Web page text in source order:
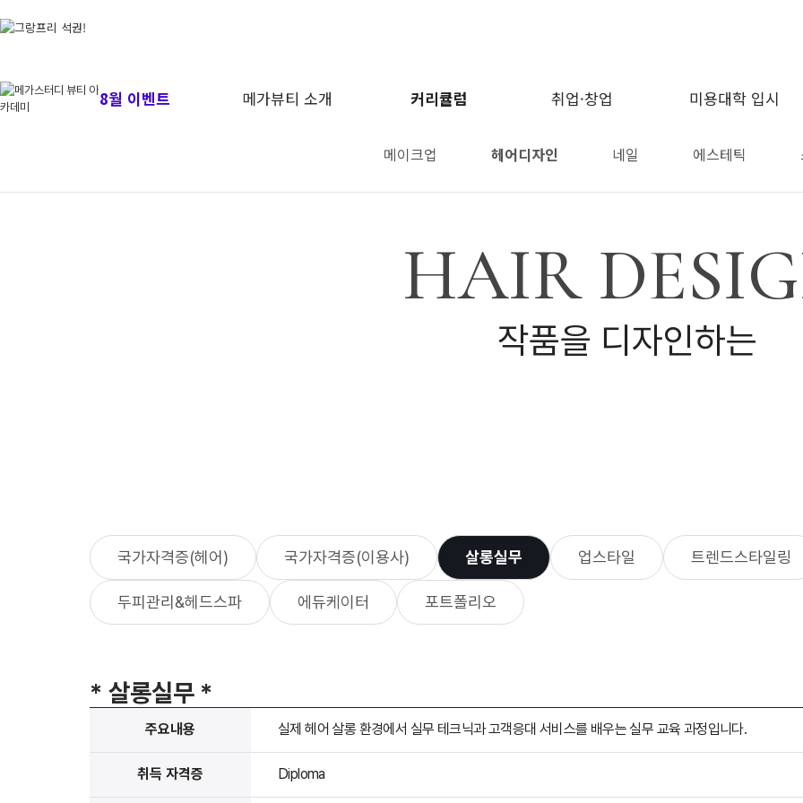
8월 이벤트 메가뷰티 소개 커리큘럼
메이크업 헤어디자인 네일 에스테틱
취업·창업 미용대학 입시
HAIR
작품을 디자인하는
국가자격증(헤어) 국가자격증(이용사) 살롱실무 업스타일 트렌드스타일링
두피관리&헤드스파 에듀케이터 포트폴리오
* 살롱실무 *
주요내용 실제 헤어 살롱 환경에서 실무 테크닉과 고객응대 서비스를 배우는 실무 교육 과정입니다.
취득 자격증 Diploma